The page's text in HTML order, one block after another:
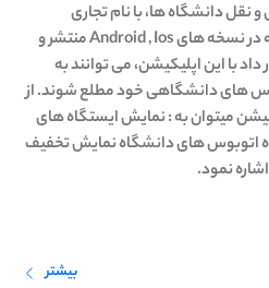
نقل دانشگاه ها، با نام تجاری
"سرویسکو؟" اپلیکیشنی است که در نسخه های Android , Ios منتشر و
با این اپلیکیشن، می توانند به
های دانشگاهی خود مطلع شوند. از
میتوان به : نمایش ایستگاه های
اتوبوس های دانشگاه نمایش تخفیف
نمود.
بیشتر